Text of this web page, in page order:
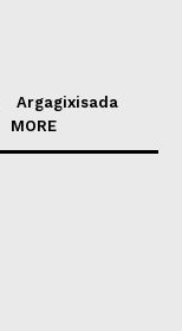
Argagixisada
MORE